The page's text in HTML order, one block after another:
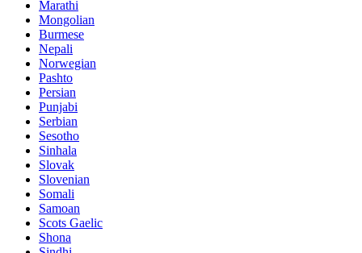
Marathi
Mongolian
Burmese
Nepali
Norwegian
Pashto
Persian
Punjabi
Serbian
Sesotho
Sinhala
Slovak
Slovenian
Somali
Samoan
Scots Gaelic
Shona